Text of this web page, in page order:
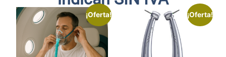
¡Oferta! ¡Oferta!